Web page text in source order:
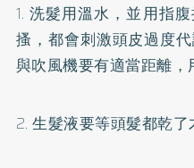
1. 洗髮用溫水，並用指
搔，都會刺激頭皮過度
與吹風機要有適當距離，
2. 生髮液要等頭髮都乾了